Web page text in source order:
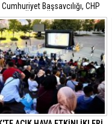
Başsavcılığı, CHP
Özgür Özel ile CHP
Milletvekili Veli Ağbaba
yasal incelemelerin
ve her iki isim için de
kaldırılması
fezleke hazırlandığını